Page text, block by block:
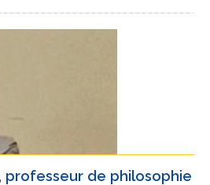
professeur de philosophie